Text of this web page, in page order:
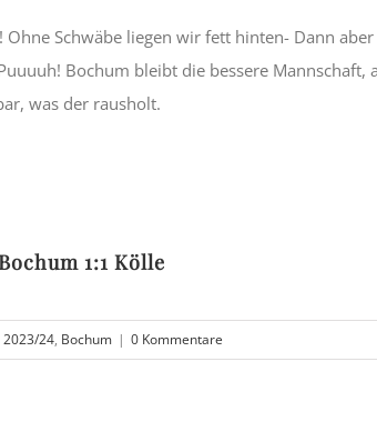
Schwäbe liegen wir fett hinten- Dann
Bochum bleibt die bessere Mannschaft,
was der rausholt.
1:1 Kölle
2023/24, Bochum | 0 Kommentare